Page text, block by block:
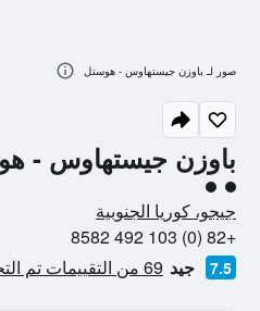
باوزن جيستهاوس -
تقييم فئة 2
جيجو، كوريا الجنوبية
+82 (0) 103 492 8582
7.5 جيد 69 من التقييمات تم التحقق منها
صور لـ باوزن جيستهاوس - هوستل